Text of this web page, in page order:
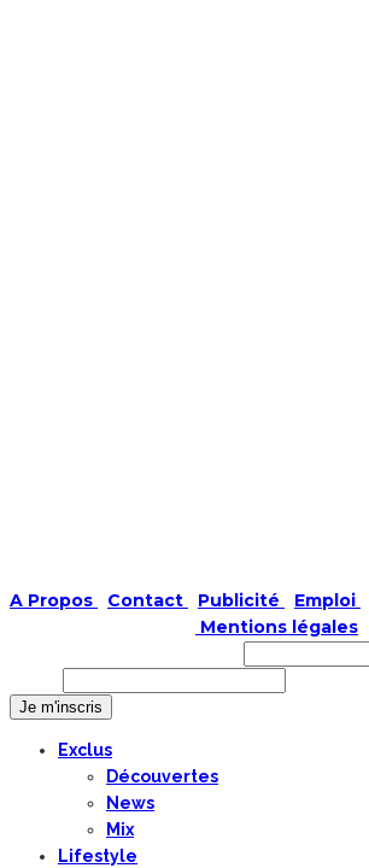
A Propos Contact Publicité Emploi
Mentions légales
Exclus
Découvertes
News
Mix
Lifestyle